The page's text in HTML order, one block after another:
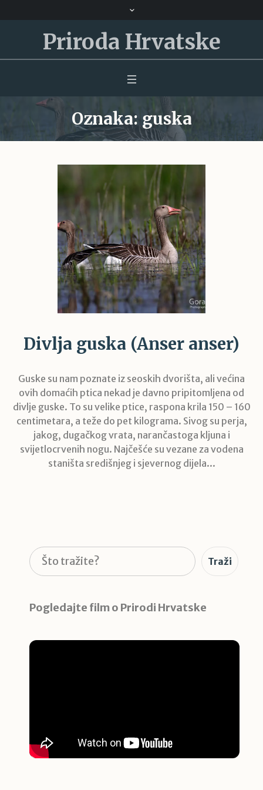
Priroda Hrvatske
Oznaka: guska
Divlja guska (Anser anser)
Guske su nam poznate iz seoskih dvorišta, ali većina
ovih domaćih ptica nekad je davno pripitomljena od
divlje guske. To su velike ptice, raspona krila 150 – 160
centimetara, a teže do pet kilograma. Sivog su perja,
jakog, dugačkog vrata, narančastoga kljuna i
svijetlocrvenih nogu. Najčešće su vezane za vodena
staništa središnjeg i sjevernog dijela...
Pretraga Traži
Pogledajte film o Prirodi Hrvatske